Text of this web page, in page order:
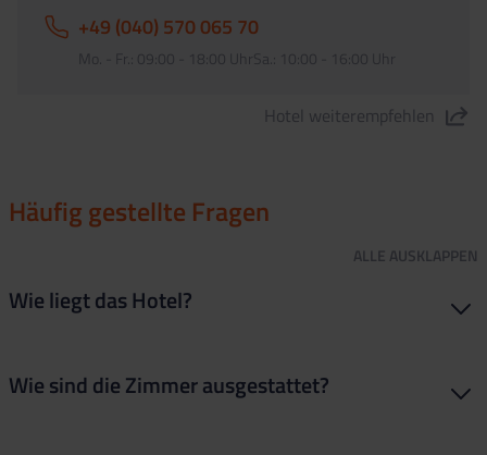
+49 (040) 570 065 70
Mo. - Fr.: 09:00 - 18:00 UhrSa.: 10:00 - 16:00 Uhr
Hotel weiterempfehlen
Häufig gestellte Fragen
ALLE AUSKLAPPEN
Wie liegt das Hotel?
Stadtzentrum mit den Bars und Clubs ist auch easy zu Fuß
Wie sind die Zimmer ausgestattet?